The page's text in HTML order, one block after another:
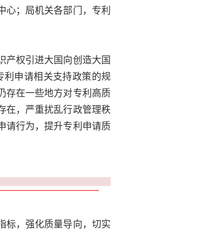
；局机关各部门，专利
产权引进大国向创造大国
利申请相关支持政策的规
存在一些地方对专利高质
在，严重扰乱行政管理秩
请行为，提升专利申请质
标，强化质量导向，切实